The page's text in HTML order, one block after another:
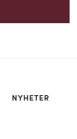
NYHETER